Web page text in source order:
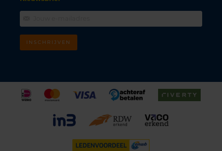
INSCHRIJVEN